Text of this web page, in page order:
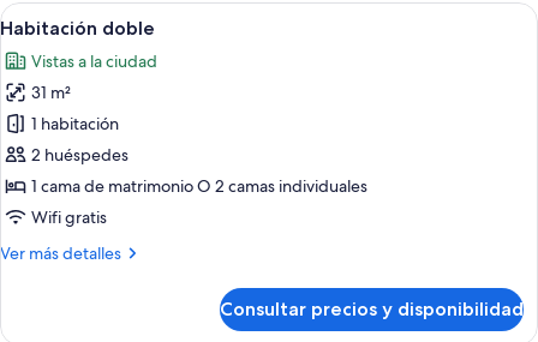
Abrir
todas
las
fotos
de
Habitación
doble
Una habitación de hotel con una
7
Habitación doble
Vistas a la ciudad
31 m²
1 habitación
2 huéspedes
1 cama de matrimonio O 2 camas individuales
Wifi gratis
Ver más detalles
Más
Consultar precios y disponibilidad